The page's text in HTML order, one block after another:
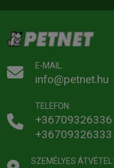
E-MAIL:
info@petnet.hu
TELEFON:
+36709326336
+36709326333
SZEMÉLYES ÁTVÉTEL: